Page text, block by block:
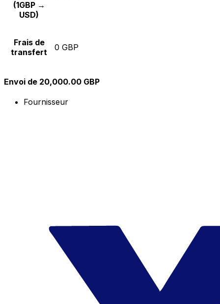
(1GBP →
USD)
Frais de
transfert
0 GBP
Envoi de 20,000.00 GBP
Fournisseur